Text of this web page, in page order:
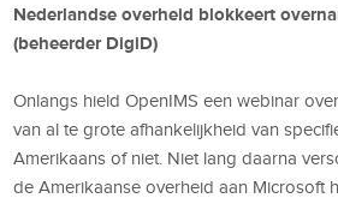
Nederlandse overheid blokkeert
(beheerder DigiD)
Onlangs hield OpenIMS een webinar
van al te grote afhankelijkheid van
Amerikaans of niet. Niet lang daarna
de Amerikaanse overheid aan Microsoft